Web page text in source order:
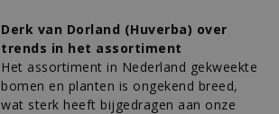
Derk van Dorland (Huverba) over
trends in het assortiment
Het assortiment in Nederland gekweekte
bomen en planten is ongekend breed,
wat sterk heeft bijgedragen aan onze